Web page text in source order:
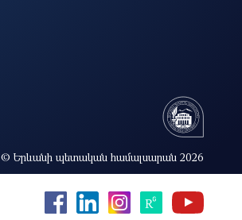
© Երևանի պետական համալսարան 2026